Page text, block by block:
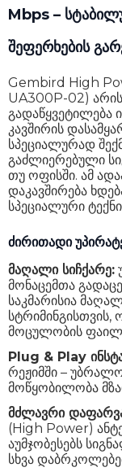
Mbps –
შეფერხების
Gembird High
UA300P-02)
გადაწყვეტილება
კავშირის
სპეციალურად
გაძლიერებული
თუ ოფისში. ამ
დაკავშირება
სპეციალური
ძირითადი
მაღალი სიჩქარე:
მონაცემთა
საკმარისია
სტრიმინგისთვის,
მოცულობის
Plug & Play
რეჟიმში –
მოწყობილობა
მძლავრი
(High Power)
აუმჯობესებს
სხვა